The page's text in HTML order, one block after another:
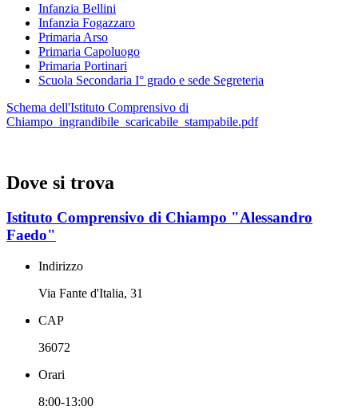
Infanzia Bellini
Infanzia Fogazzaro
Primaria Arso
Primaria Capoluogo
Primaria Portinari
Scuola Secondaria I° grado e sede Segreteria​
Schema dell'Istituto Comprensivo di
Chiampo_ingrandibile_scaricabile_stampabile.pdf
Dove si trova
Istituto Comprensivo di Chiampo "Alessandro
Faedo"
Indirizzo
Via Fante d'Italia, 31
CAP
36072
Orari
8:00-13:00